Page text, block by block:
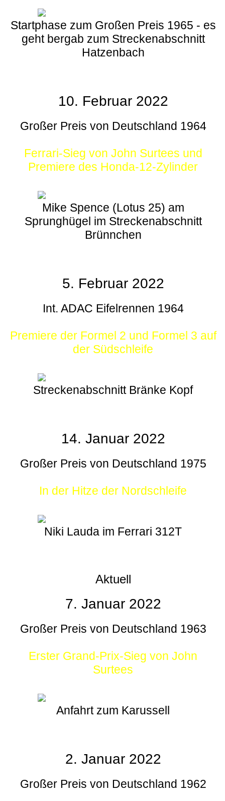
Startphase zum Großen Preis 1965 - es
geht bergab zum Streckenabschnitt
Hatzenbach
10. Februar 2022
Großer Preis von Deutschland 1964
Ferrari-Sieg von John Surtees und
Premiere des Honda-12-Zylinder
Mike Spence (Lotus 25) am
Sprunghügel im Streckenabschnitt
Brünnchen
5. Februar 2022
Int. ADAC Eifelrennen 1964
Premiere der Formel 2 und Formel 3 auf
der Südschleife
Streckenabschnitt Bränke Kopf
14. Januar 2022
Großer Preis von Deutschland 1975
In der Hitze der Nordschleife
Niki Lauda im Ferrari 312T
Aktuell
7. Januar 2022
Großer Preis von Deutschland 1963
Erster Grand-Prix-Sieg von John
Surtees
Anfahrt zum Karussell
2. Januar 2022
Großer Preis von Deutschland 1962